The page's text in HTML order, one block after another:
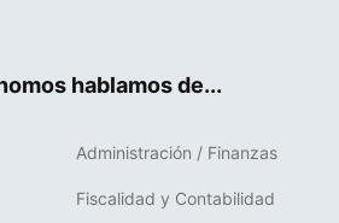
hablamos de...
Administración / Finanzas
Fiscalidad y Contabilidad